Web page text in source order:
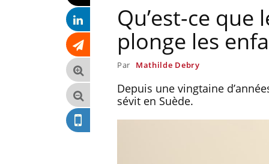
Qu’est-ce
plonge les
Par Mathilde Debry
Depuis une vingtaine
sévit en Suède.